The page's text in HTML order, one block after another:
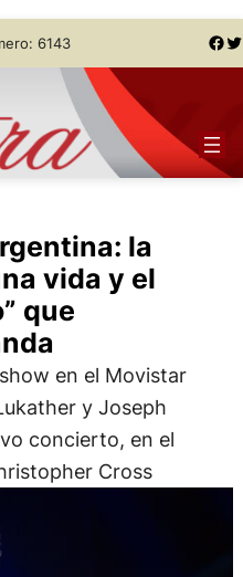
6143 Facebook Twitter
la
vida y el
que
en el Movistar
y Joseph
concierto, en el
Cross